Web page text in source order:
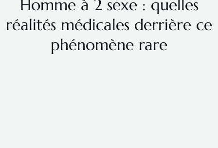
Homme à 2 sexe : quelles
réalités médicales derrière ce
phénomène rare